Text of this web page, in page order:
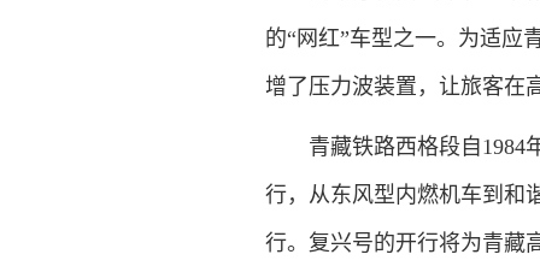
的“网红”车型之一。为适应
增了压力波装置，让旅客在
青藏铁路西格段自1984年
行，从东风型内燃机车到和
行。复兴号的开行将为青藏